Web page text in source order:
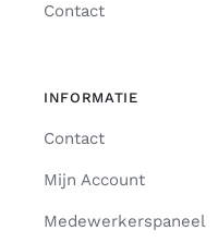
Contact
INFORMATIE
Contact
Mijn Account
Medewerkerspaneel